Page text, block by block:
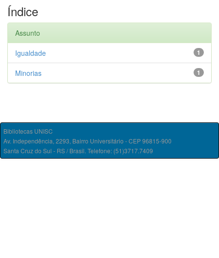
Índice
Assunto
1
Igualdade
1
Minorias
Bibliotecas UNISC
Av. Independência, 2293, Bairro Universitário - CEP 96815-900
Santa Cruz do Sul - RS / Brasil. Telefone: (51)3717.7409